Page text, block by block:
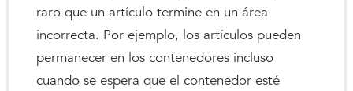
raro que un artículo termine en un área
incorrecta. Por ejemplo, los artículos pueden
permanecer en los contenedores incluso
cuando se espera que el contenedor esté